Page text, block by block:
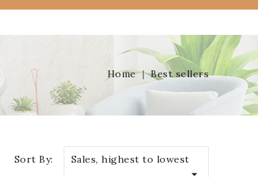
Home Best sellers
Sort By: Sales, highest to lowest
